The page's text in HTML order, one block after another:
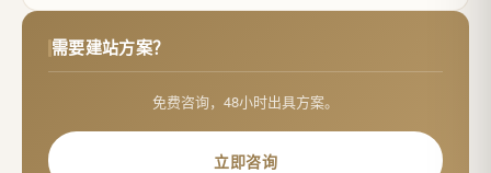
需要建站方案？
免费咨询，48小时出具方案。
立即咨询